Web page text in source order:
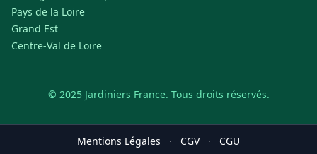
Pays de la Loire
Grand Est
Centre-Val de Loire
© 2025 Jardiniers France. Tous droits réservés.
Mentions Légales · CGV · CGU